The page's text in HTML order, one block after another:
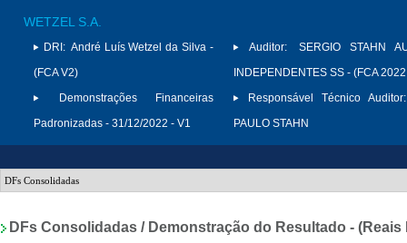
WETZEL S.A.
DRI: André Luís Wetzel da Silva -
(FCA V2)
Demonstrações Financeiras
Padronizadas - 31/12/2022 - V1
Auditor:
SERGIO STAHN
INDEPENDENTES SS - (FCA
Responsável Técnico Auditor:
PAULO STAHN